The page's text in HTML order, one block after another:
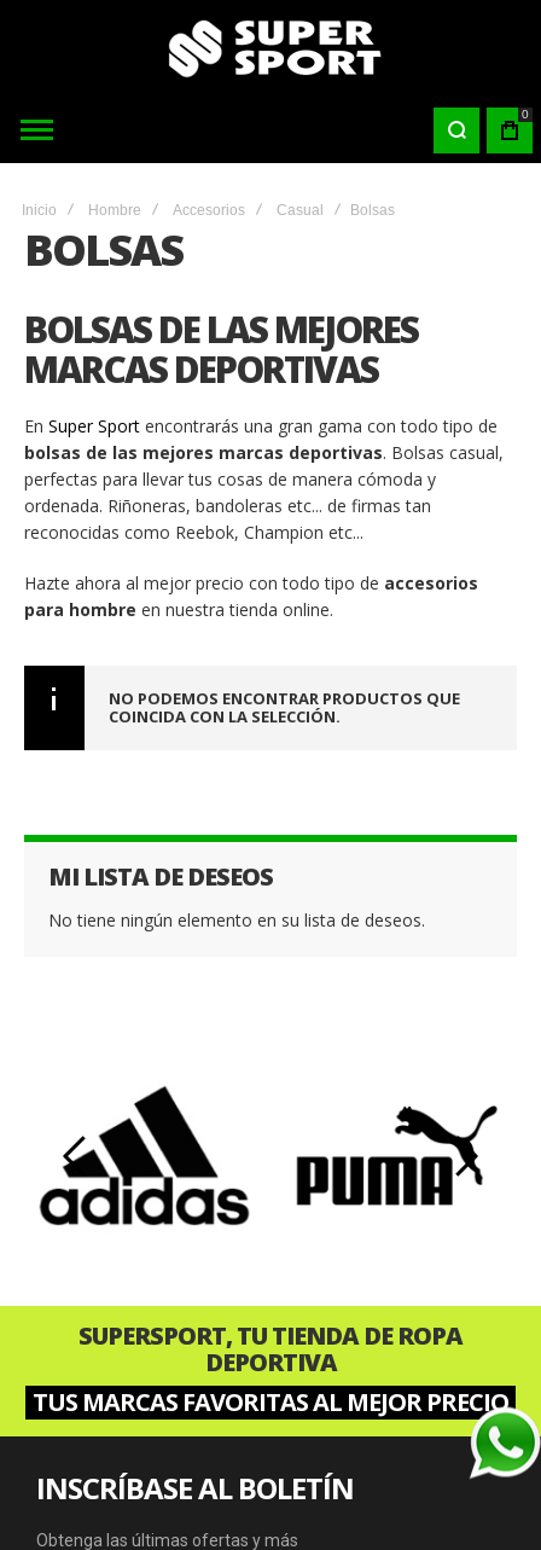
0
Inicio Hombre Accesorios Casual Bolsas
BOLSAS
BOLSAS DE LAS MEJORES
MARCAS DEPORTIVAS
En Super Sport encontrarás una gran gama con todo tipo de
bolsas de las mejores marcas deportivas. Bolsas casual,
perfectas para llevar tus cosas de manera cómoda y
ordenada. Riñoneras, bandoleras etc... de firmas tan
reconocidas como Reebok, Champion etc...
Hazte ahora al mejor precio con todo tipo de accesorios
para hombre en nuestra tienda online.
NO PODEMOS ENCONTRAR PRODUCTOS QUE
COINCIDA CON LA SELECCIÓN.
MI LISTA DE DESEOS
No tiene ningún elemento en su lista de deseos.
‹ ›
SUPERSPORT, TU TIENDA DE ROPA
DEPORTIVA
TUS MARCAS FAVORITAS AL MEJOR PRECIO
INSCRÍBASE AL BOLETÍN
Obtenga las últimas ofertas y más